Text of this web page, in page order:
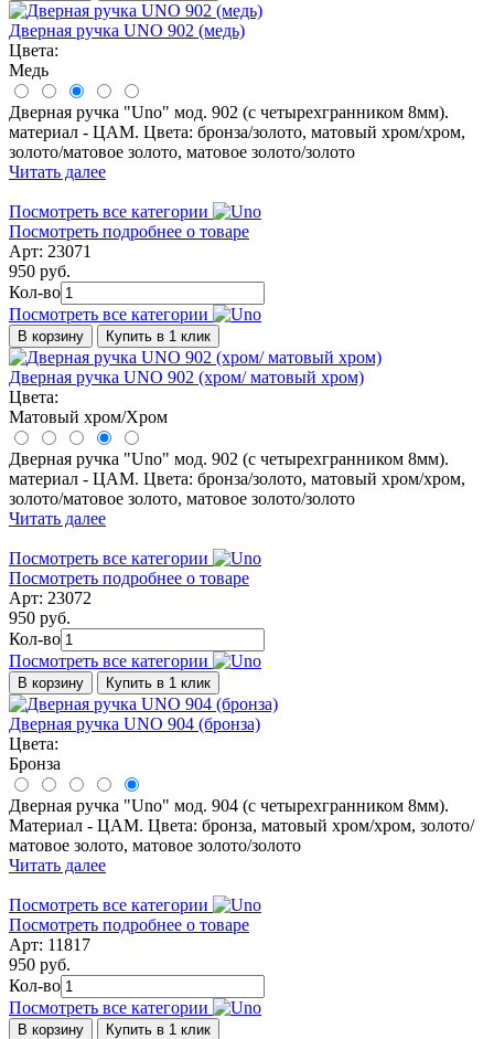
Дверная ручка UNO 902 (медь)
Цвета:
Медь
Дверная ручка "Uno" мод. 902 (с четырехгранником 8мм).
материал - ЦАМ. Цвета: бронза/золото, матовый хром/хром,
золото/матовое золото, матовое золото/золото
Читать далее
Посмотреть все категории
Посмотреть подробнее о товаре
Арт: 23071
950 руб.
Кол-во
Посмотреть все категории
В корзину Купить в 1 клик
Дверная ручка UNO 902 (хром/ матовый хром)
Цвета:
Матовый хром/Хром
Дверная ручка "Uno" мод. 902 (с четырехгранником 8мм).
материал - ЦАМ. Цвета: бронза/золото, матовый хром/хром,
золото/матовое золото, матовое золото/золото
Читать далее
Посмотреть все категории
Посмотреть подробнее о товаре
Арт: 23072
950 руб.
Кол-во
Посмотреть все категории
В корзину Купить в 1 клик
Дверная ручка UNO 904 (бронза)
Цвета:
Бронза
Дверная ручка "Uno" мод. 904 (с четырехгранником 8мм).
Материал - ЦАМ. Цвета: бронза, матовый хром/хром, золото/
матовое золото, матовое золото/золото
Читать далее
Посмотреть все категории
Посмотреть подробнее о товаре
Арт: 11817
950 руб.
Кол-во
Посмотреть все категории
В корзину Купить в 1 клик